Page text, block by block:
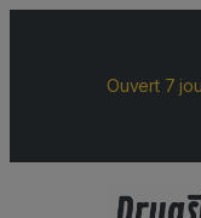
Ouvert 7